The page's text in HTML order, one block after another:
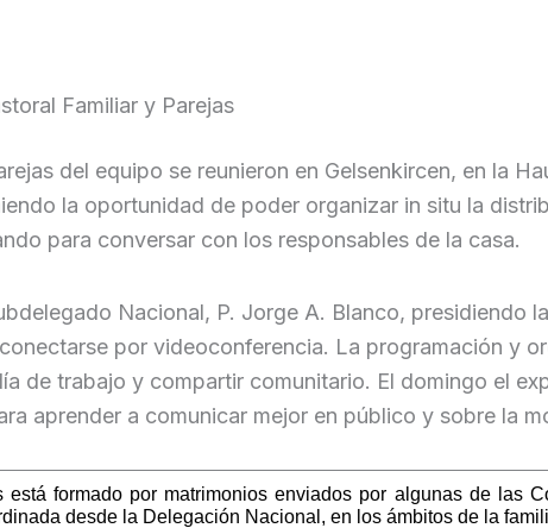
Familiar y Parejas
del equipo se reunieron en Gelsenkircen, en la
la oportunidad de poder organizar in situ la
para conversar con los responsables de la casa.
Nacional, P. Jorge A. Blanco, presidiendo
por videoconferencia. La programación y
de trabajo y compartir comunitario. El domingo el
aprender a comunicar mejor en público y sobre la
formado por matrimonios enviados por algunas de las
desde la Delegación Nacional, en los ámbitos de la